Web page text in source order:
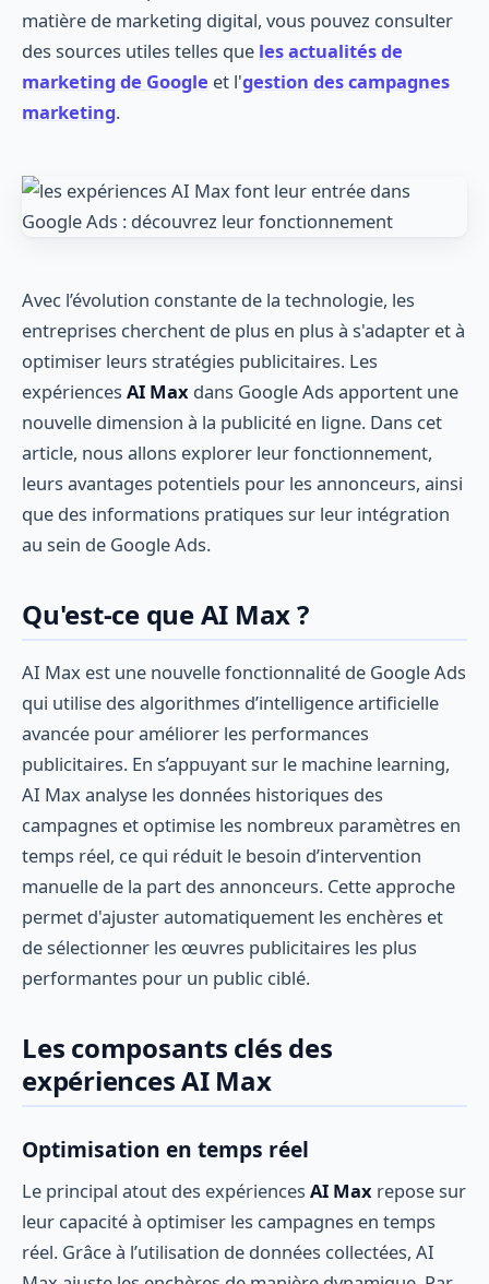
matière de marketing digital, vous pouvez consulter
des sources utiles telles que les actualités de
marketing de Google et l'gestion des campagnes
marketing.
Avec l’évolution constante de la technologie, les
entreprises cherchent de plus en plus à s'adapter et à
optimiser leurs stratégies publicitaires. Les
expériences AI Max dans Google Ads apportent une
nouvelle dimension à la publicité en ligne. Dans cet
article, nous allons explorer leur fonctionnement,
leurs avantages potentiels pour les annonceurs, ainsi
que des informations pratiques sur leur intégration
au sein de Google Ads.
Qu'est-ce que AI Max ?
AI Max est une nouvelle fonctionnalité de Google Ads
qui utilise des algorithmes d’intelligence artificielle
avancée pour améliorer les performances
publicitaires. En s’appuyant sur le machine learning,
AI Max analyse les données historiques des
campagnes et optimise les nombreux paramètres en
temps réel, ce qui réduit le besoin d’intervention
manuelle de la part des annonceurs. Cette approche
permet d'ajuster automatiquement les enchères et
de sélectionner les œuvres publicitaires les plus
performantes pour un public ciblé.
Les composants clés des
expériences AI Max
Optimisation en temps réel
Le principal atout des expériences AI Max repose sur
leur capacité à optimiser les campagnes en temps
réel. Grâce à l’utilisation de données collectées, AI